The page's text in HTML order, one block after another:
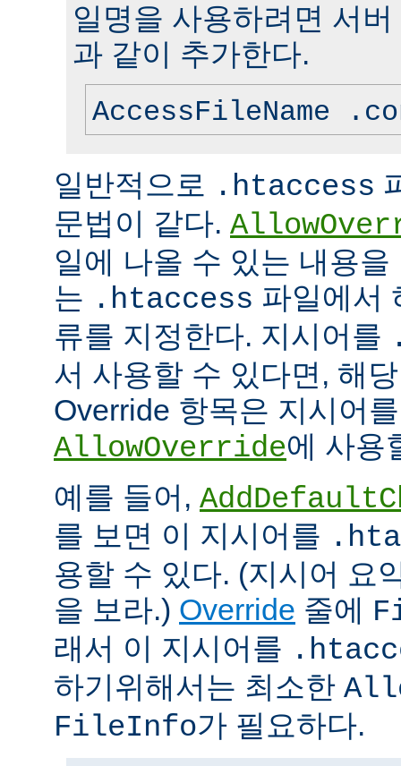
일명을 사용하려면 서
과 같이 추가한다.
AccessFileName
일반적으로 .htaccess
문법이 같다.
일에 나올 수 있는 내용
는 .htaccess 파일에서
류를 지정한다. 지시어를
서 사용할 수 있다면, 해
Override 항목은 지시어
AllowOverride에 사용
예를 들어,
를 보면 이 지시어를
용할 수 있다. (지시어 요
을 보라.) Override 줄에
래서 이 지시어를
하기위해서는 최소한
FileInfo가 필요하다.